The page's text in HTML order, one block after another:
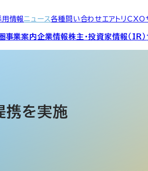
用情報ニュース各種問い合わせ エアトリCXO
事業案内企業情報株主・投資家情報（IR）
携を実施